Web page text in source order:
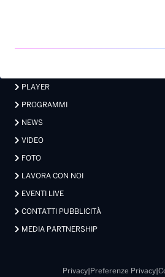
PLAYER
PROGRAMMI
NEWS
VIDEO
FOTO
LAVORA CON NOI
EVENTI LIVE
CONTATTI PUBBLICITÀ
MEDIA PARTNERSHIP
Privacy| Preferenze Privacy|